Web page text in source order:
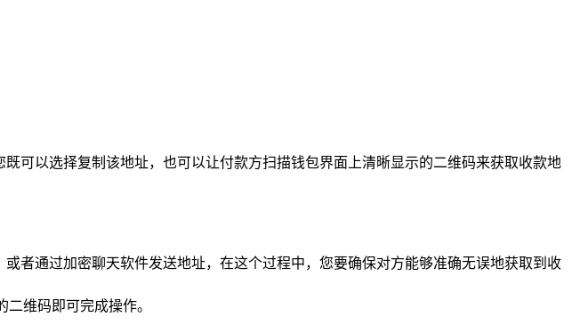
可以选择复制该地址，也可以让付款方扫描钱包界面上清晰显示的二维码来获取收款地
者通过加密聊天软件发送地址，在这个过程中，您要确保对方能够准确无误地获取到收
维码即可完成操作。